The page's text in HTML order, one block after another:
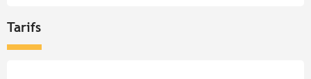
Tarifs